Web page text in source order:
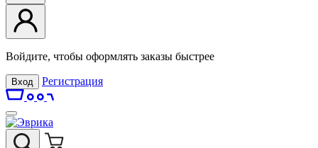
Войдите, чтобы оформлять заказы быстрее
Вход Регистрация